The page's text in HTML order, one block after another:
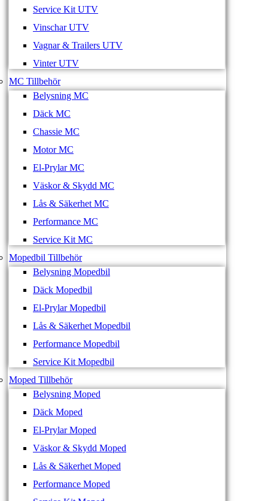
Service Kit UTV
Vinschar UTV
Vagnar & Trailers UTV
Vinter UTV
MC Tillbehör
Belysning MC
Däck MC
Chassie MC
Motor MC
El-Prylar MC
Väskor & Skydd MC
Lås & Säkerhet MC
Performance MC
Service Kit MC
Mopedbil Tillbehör
Belysning Mopedbil
Däck Mopedbil
El-Prylar Mopedbil
Lås & Säkerhet Mopedbil
Performance Mopedbil
Service Kit Mopedbil
Moped Tillbehör
Belysning Moped
Däck Moped
El-Prylar Moped
Väskor & Skydd Moped
Lås & Säkerhet Moped
Performance Moped